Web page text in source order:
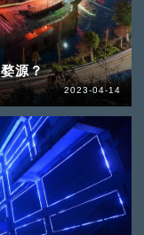
源？
2023-04-14